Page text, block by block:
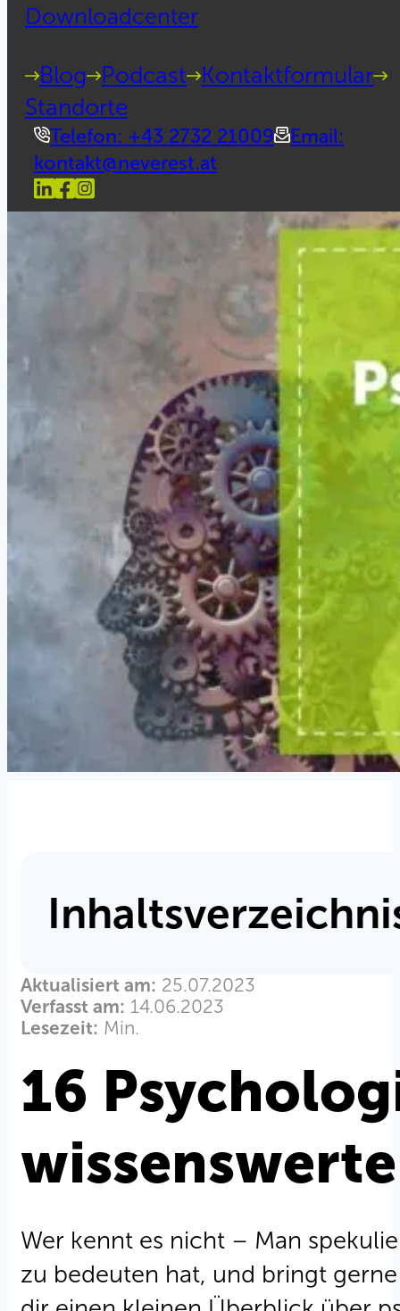
Downloadcenter
Blog Podcast Kontaktformular
Standorte
Telefon: +43 2732 21009
Email:
kontakt@neverest.at
Aktualisiert am: 25.07.2023
Verfasst am: 14.06.2023
Lesezeit: Min.
16
Wer kennt es nicht – Man
zu bedeuten hat, und bringt